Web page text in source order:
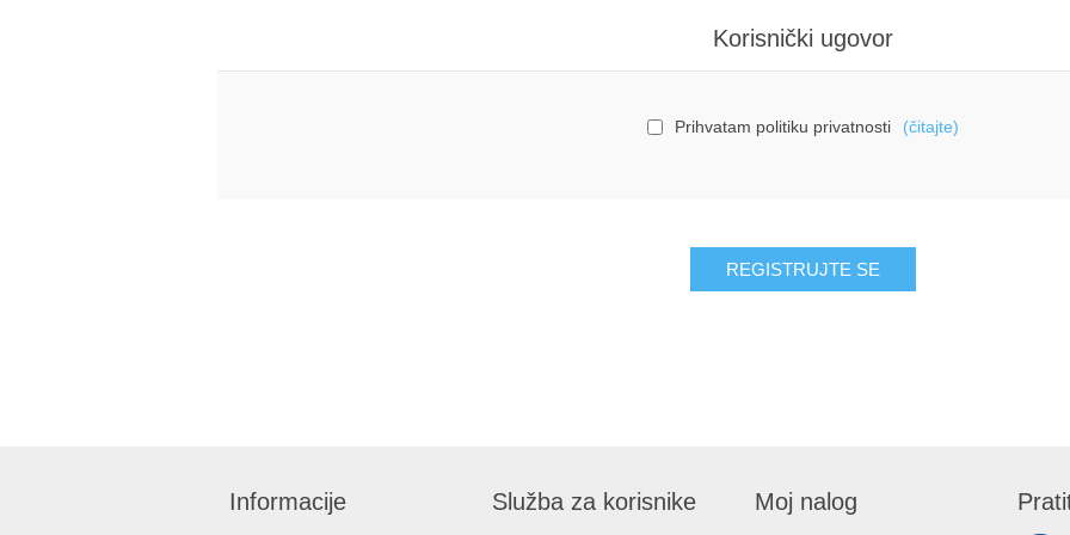
Korisnički ugovor
Prihvatam politiku privatnosti (čitajte)
Informacije Služba za korisnike Moj nalog